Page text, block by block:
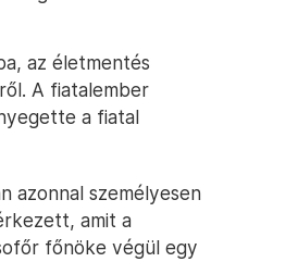
az életmentés
A fiatalember
a fiatal
azonnal személyesen
amit a
főnöke végül egy